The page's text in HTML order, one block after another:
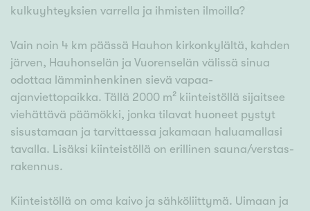
kulkuyhteyksien varrella ja ihmisten ilmoilla?
Vain noin 4 km päässä Hauhon kirkonkylältä, kahden
järven, Hauhonselän ja Vuorenselän välissä sinua
odottaa lämminhenkinen sievä vapaa-
ajanviettopaikka. Tällä 2000 m² kiinteistöllä sijaitsee
viehättävä päämökki, jonka tilavat huoneet pystyt
sisustamaan ja tarvittaessa jakamaan haluamallasi
tavalla. Lisäksi kiinteistöllä on erillinen sauna/verstas-
rakennus.
Kiinteistöllä on oma kaivo ja sähköliittymä. Uimaan ja